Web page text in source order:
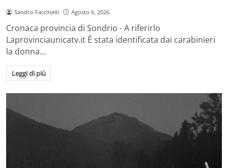
Sandro Faccinelli Agosto 6, 2026
Cronaca provincia di Sondrio - A riferirlo
Laprovinciaunicatv.it È stata identificata dai carabinieri
la donna…
Leggi di più